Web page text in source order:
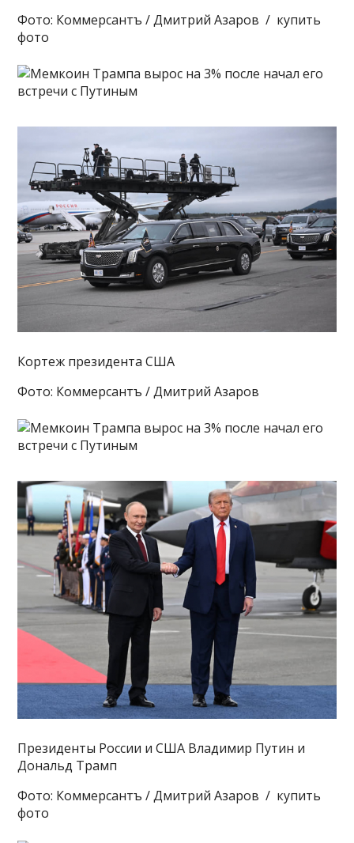
Фото: Коммерсантъ / Дмитрий Азаров / купить
фото
Кортеж президента США
Фото: Коммерсантъ / Дмитрий Азаров
Президенты России и США Владимир Путин и
Дональд Трамп
Фото: Коммерсантъ / Дмитрий Азаров / купить
фото